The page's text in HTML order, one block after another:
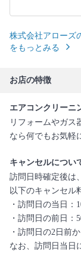
株式会社アローズ
をもっとみる
お店の特徴
エアコンクリーニ
リフォームやガス
なら何でもお気軽
キャンセルについ
訪問日時確定後は
以下のキャンセル
・訪問日の当日：
・訪問日の前日：
・訪問日の2日前
なお、訪問日当日